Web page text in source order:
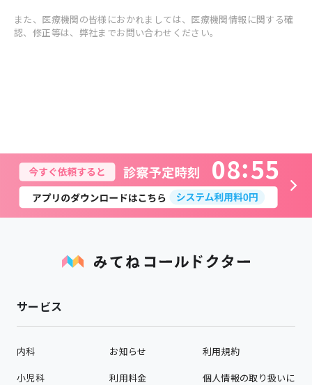
また、医療機関の皆様におかれましては、医療機関情報に関する確
認、修正等は、弊社までお問い合わせください。
08 55
サービス
内科
小児科
お知らせ
利用料金
利用規約
個人情報の取り扱いに